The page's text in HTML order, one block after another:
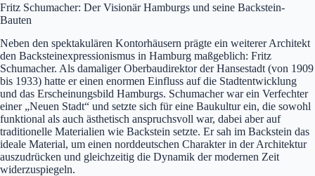
Fritz Schumacher: Der Visionär Hamburgs und seine Backstein-
Bauten
Neben den spektakulären Kontorhäusern prägte ein weiterer Architekt
den Backsteinexpressionismus in Hamburg maßgeblich: Fritz
Schumacher. Als damaliger Oberbaudirektor der Hansestadt (von 1909
bis 1933) hatte er einen enormen Einfluss auf die Stadtentwicklung
und das Erscheinungsbild Hamburgs. Schumacher war ein Verfechter
einer „Neuen Stadt“ und setzte sich für eine Baukultur ein, die sowohl
funktional als auch ästhetisch anspruchsvoll war, dabei aber auf
traditionelle Materialien wie Backstein setzte. Er sah im Backstein das
ideale Material, um einen norddeutschen Charakter in der Architektur
auszudrücken und gleichzeitig die Dynamik der modernen Zeit
widerzuspiegeln.